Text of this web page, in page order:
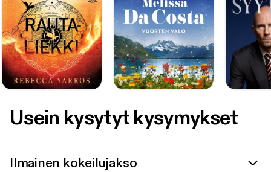
Usein kysytyt kysymykset
Ilmainen kokeilujakso